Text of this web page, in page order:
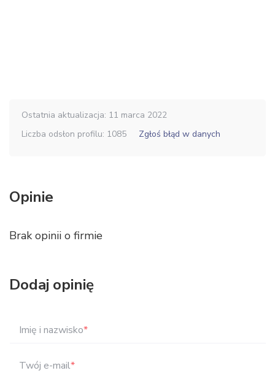
Ostatnia aktualizacja: 11 marca 2022
Liczba odsłon profilu: 1085
Zgłoś błąd w danych
Opinie
Brak opinii o firmie
Dodaj opinię
Imię i nazwisko*
Twój e-mail*